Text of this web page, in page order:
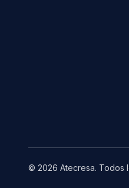
© 2026 Atecresa. Todos